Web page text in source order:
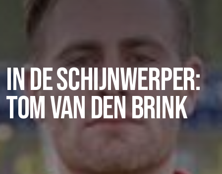
AFC 1
Teams
Senioren
Clubinfo
Nieuwsoverzicht
Sponsoring
IN DE SCHIJNWERPER:
TOM VAN DEN BRINK